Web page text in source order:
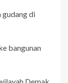
gudang di
bangunan